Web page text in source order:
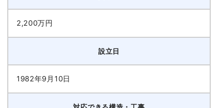
2,200万円
設立日
1982年9月10日